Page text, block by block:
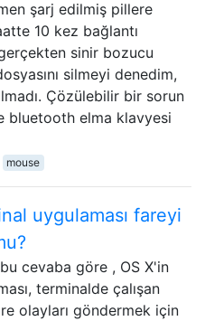
şarj edilmiş pillere
10 kez bağlantı
sinir bozucu
silmeyi denedim,
Çözülebilir bir sorun
bluetooth elma klavyesi
mouse
uygulaması fareyi
cevaba göre , OS X'in
terminalde çalışan
olayları göndermek için